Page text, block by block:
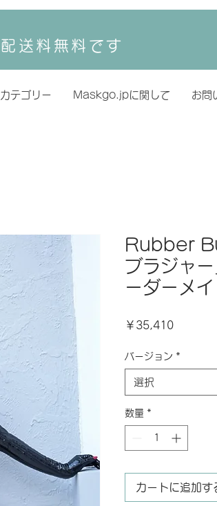
配送料無料です
カテゴリー Maskgo.jpに関して お問
Rubber
ブラジャ
ーダーメイ
￥35,410価
バージョン *
選択
数量 *
カートに追加す